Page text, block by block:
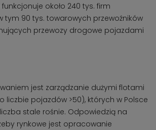
około 240 tys. firm
tym 90 tys. towarowych przewoźników
przewozy drogowe pojazdami
jest zarządzanie dużymi flotami
liczbie pojazdów >50), których w Polsce
stale rośnie. Odpowiedzią na
rynkowe jest opracowanie